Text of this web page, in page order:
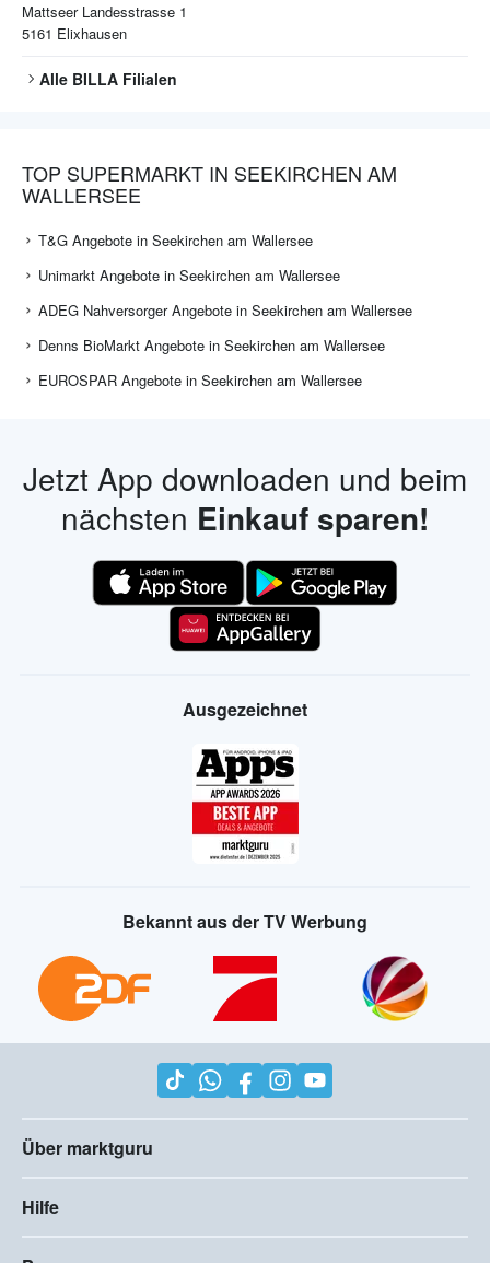
Mattseer Landesstrasse 1
5161 Elixhausen
Alle BILLA Filialen
TOP SUPERMARKT IN SEEKIRCHEN AM
WALLERSEE
T&G Angebote in Seekirchen am Wallersee
Unimarkt Angebote in Seekirchen am Wallersee
ADEG Nahversorger Angebote in Seekirchen am Wallersee
Denns BioMarkt Angebote in Seekirchen am Wallersee
EUROSPAR Angebote in Seekirchen am Wallersee
Jetzt App downloaden und beim
nächsten Einkauf sparen!
Ausgezeichnet
Bekannt aus der TV Werbung
Über marktguru
Hilfe